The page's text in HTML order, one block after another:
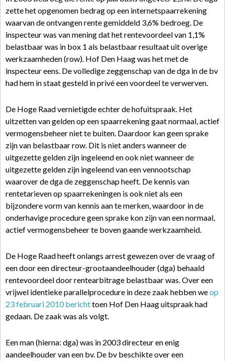
zette het opgenomen bedrag op een internetspaarrekening
waarvan de ontvangen rente gemiddeld 3,6% bedroeg. De
inspecteur was van mening dat het rentevoordeel van 1,1%
belastbaar was in box 1 als belastbaar resultaat uit overige
werkzaamheden (row). Hof Den Haag was het met de
inspecteur eens. De volledige zeggenschap van de dga in de bv
had hem in staat gesteld in privé een voordeel te verwerven.
De Hoge Raad vernietigde echter de hofuitspraak. Het
uitzetten van gelden op een spaarrekening gaat normaal, actief
vermogensbeheer niet te buiten. Daardoor kan geen sprake
zijn van belastbaar row. Dit is niet anders wanneer de
uitgezette gelden zijn ingeleend en ook niet wanneer de
uitgezette gelden zijn ingeleend van een vennootschap
waarover de dga de zeggenschap heeft. De kennis van
rentetarieven op spaarrekeningen is ook niet als een
bijzondere vorm van kennis aan te merken, waardoor in de
onderhavige procedure geen sprake kon zijn van een normaal,
actief vermogensbeheer te boven gaande werkzaamheid.
De Hoge Raad heeft onlangs arrest gewezen over de vraag of
een door een directeur-grootaandeelhouder (dga) behaald
rentevoordeel door rentearbitrage belastbaar was. Over een
vrijwel identieke parallelprocedure in deze zaak hebben weop
23 februari 2010 berichttoen Hof Den Haag uitspraak had
gedaan. De zaak was als volgt.
Een man (hierna: dga) was in 2003 directeur en enig
aandeelhouder van een bv. De bv beschikte over een